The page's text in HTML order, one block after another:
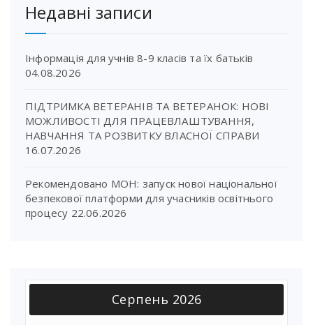
Недавні записи
Інформація для учнів 8-9 класів та їх батьків
04.08.2026
ПІДТРИМКА ВЕТЕРАНІВ ТА ВЕТЕРАНОК: НОВІ
МОЖЛИВОСТІ ДЛЯ ПРАЦЕВЛАШТУВАННЯ,
НАВЧАННЯ ТА РОЗВИТКУ ВЛАСНОЇ СПРАВИ
16.07.2026
Рекомендовано МОН: запуск нової національної
безпекової платформи для учасників освітнього
процесу 22.06.2026
Серпень 2026